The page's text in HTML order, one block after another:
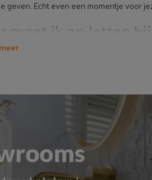
geven. Echt even een momentje voor
moet ik op letten
belangrijk dat je de badkamer vooraf
belangrijk dat je goed weet waar de
is anders en elke smaak is
voordelig bubbelbad die bij jou past.
showroom zodat wij je een persoonlijk
of direct bestellen?